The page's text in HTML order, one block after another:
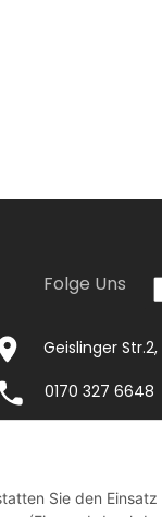
Sie den
Folge Uns
Geislinger
0170 327 6648